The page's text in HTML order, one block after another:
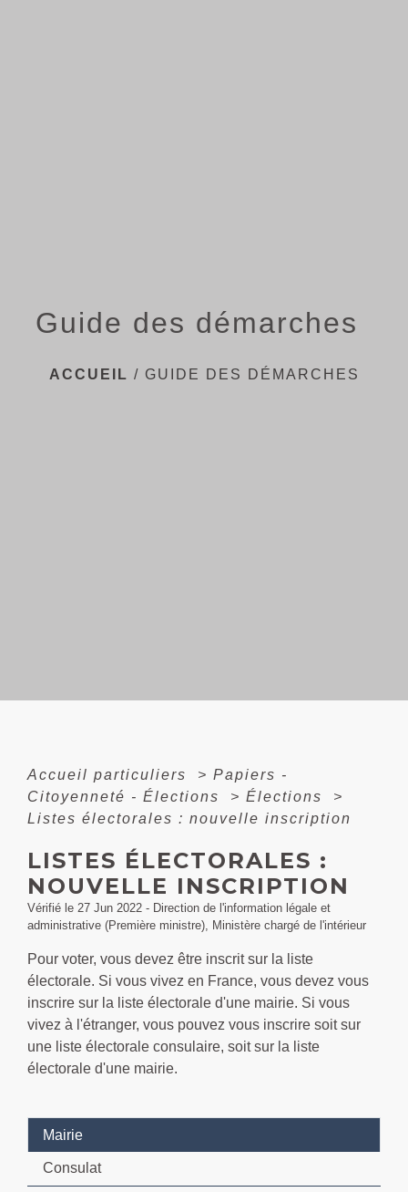
Guide des démarches
ACCUEIL / GUIDE DES DÉMARCHES
Accueil particuliers > Papiers -
Citoyenneté - Élections
> Élections
>
Listes électorales : nouvelle inscription
LISTES ÉLECTORALES :
NOUVELLE INSCRIPTION
Vérifié le 27 Jun 2022 - Direction de l'information légale et
administrative (Première ministre), Ministère chargé de l'intérieur
Pour voter, vous devez être inscrit sur la liste
électorale. Si vous vivez en France, vous devez vous
inscrire sur la liste électorale d'une mairie. Si vous
vivez à l'étranger, vous pouvez vous inscrire soit sur
une liste électorale consulaire, soit sur la liste
électorale d'une mairie.
Mairie
Consulat